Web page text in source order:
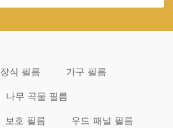
장식 필름 가구 필름
나무 곡물 필름
보호 필름 우드 패널 필름